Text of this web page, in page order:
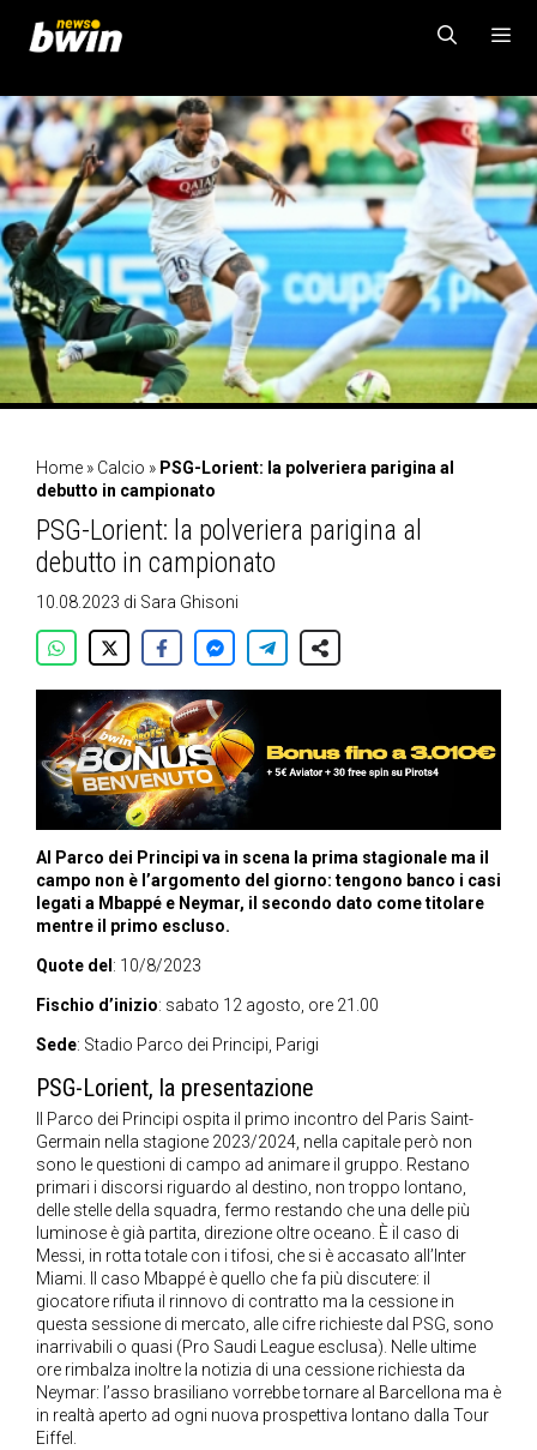
contenuto
MENU
Home » Calcio » PSG-Lorient: la polveriera parigina al
debutto in campionato
PSG-Lorient: la polveriera parigina al
debutto in campionato
10.08.2023 di Sara Ghisoni
Al Parco dei Principi va in scena la prima stagionale ma il
campo non è l’argomento del giorno: tengono banco i casi
legati a Mbappé e Neymar, il secondo dato come titolare
mentre il primo escluso.
Quote del : 10/8/2023
Fischio d’inizio: sabato 12 agosto, ore 21.00
Sede: Stadio Parco dei Principi, Parigi
PSG-Lorient, la presentazione
Il Parco dei Principi ospita il primo incontro del Paris Saint-
Germain nella stagione 2023/2024, nella capitale però non
sono le questioni di campo ad animare il gruppo. Restano
primari i discorsi riguardo al destino, non troppo lontano,
delle stelle della squadra, fermo restando che una delle più
luminose è già partita, direzione oltre oceano. È il caso di
Messi, in rotta totale con i tifosi, che si è accasato all’Inter
Miami. Il caso Mbappé è quello che fa più discutere: il
giocatore rifiuta il rinnovo di contratto ma la cessione in
questa sessione di mercato, alle cifre richieste dal PSG, sono
inarrivabili o quasi (Pro Saudi League esclusa). Nelle ultime
ore rimbalza inoltre la notizia di una cessione richiesta da
Neymar: l’asso brasiliano vorrebbe tornare al Barcellona ma è
in realtà aperto ad ogni nuova prospettiva lontano dalla Tour
Eiffel.